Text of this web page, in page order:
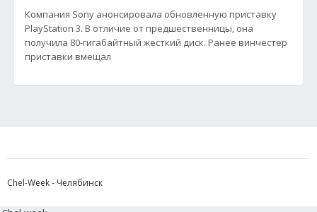
Компания Sony анонсировала обновленную приставку
PlayStation 3. В отличие от предшественницы, она
получила 80-гигабайтный жесткий диск. Ранее винчестер
приставки вмещал
Chel-Week - Челябинск